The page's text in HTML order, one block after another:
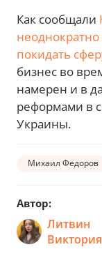
Как сообщали
неоднократно
покидать
бизнес во
намерен и в
реформами в
Украины.
Михаил Федоров
Автор:
Литвин
Виктория